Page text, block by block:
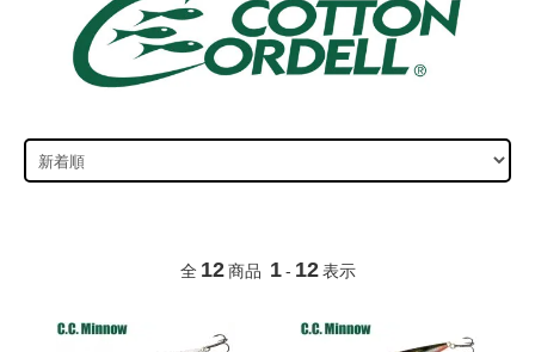
全 12 商品 1 - 12 表示